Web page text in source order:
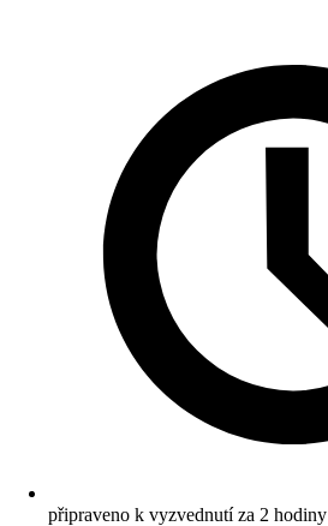
připraveno k vyzvednutí za 2 hodiny